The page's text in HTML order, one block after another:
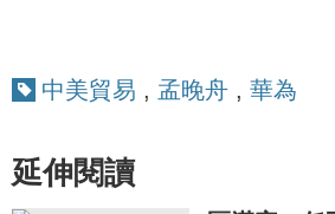
中美貿易 , 孟晚舟 , 華為
延伸閱讀